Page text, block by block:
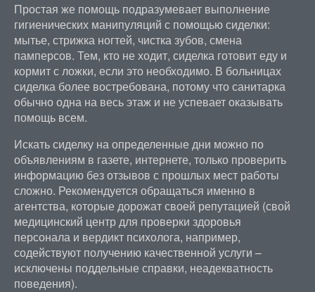
Простая же помощь подразумевает выполнение
гигиенических манипуляций с помощью сиделки:
мытье, стрижка ногтей, чистка зубов, смена
памперсов. Тем, кто не ходит, сиделка готовит еду и
кормит с ложки, если это необходимо. В больницах
сиделка более востребована, потому что санитарка
обычно одна на весь этаж и не успевает оказывать
помощь всем.
Искать сиделку на определенные дни можно по
объявлениям в газете, интернете, только проверить
информацию без отзывов с прошлых мест работы
сложно. Рекомендуется обращаться именно в
агентства, которые дорожат своей репутацией (свой
медицинский центр для проверки здоровья
персонала и вердикт психолога, например,
содействуют получению качественной услуги –
исключены поддельные справки, неадекватность
поведения).